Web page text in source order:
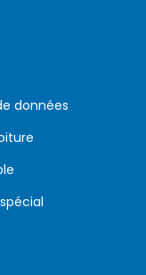
données